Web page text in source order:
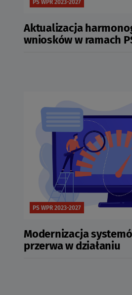
PS WPR 2023-2027
Aktualizacja
wniosków w ramach
PS WPR 2023-2027
Modernizacja
przerwa w działaniu